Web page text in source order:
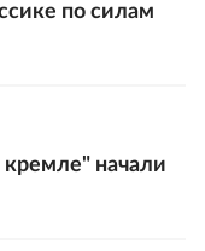
по силам
начали